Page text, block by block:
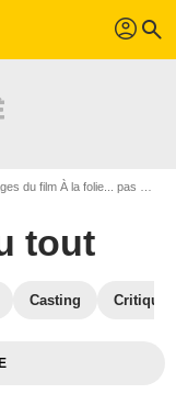
profil search
du film À la folie... pas du tout
tout
Casting